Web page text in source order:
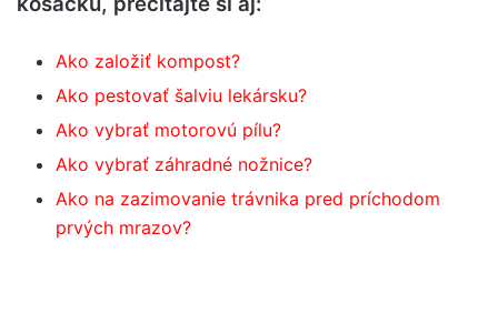
Ako založiť kompost?
Ako pestovať šalviu lekársku?
Ako vybrať motorovú pílu?
Ako vybrať záhradné nožnice?
Ako na zazimovanie trávnika pred príchodom
prvých mrazov?